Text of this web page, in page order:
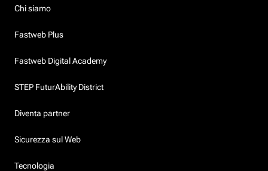
Chi siamo
Fastweb Plus
Fastweb Digital Academy
STEP FuturAbility District
Diventa partner
Sicurezza sul Web
Tecnologia